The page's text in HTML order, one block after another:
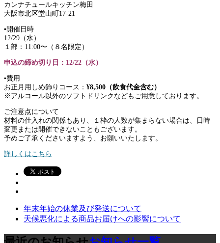
カンナチュールキッチン梅田
大阪市北区堂山町17-21
▪︎開催日時
12/29（水）
１部：11:00〜（８名限定）
申込の締め切り日：12/22（水）
▪︎費用
お正月用しめ飾りコース： ¥8,500（飲食代金含む）
※アルコール以外のソフトドリンクなどもご用意しております。
ご注意点について
材料の仕入れの関係もあり、１枠の人数が集まらない場合は、日時
変更または開催できないこともございます。
予めご了承くださいますよう、お願いいたします。
詳しくはこちら
年末年始の休業及び発送について
天候悪化による商品お届けへの影響について